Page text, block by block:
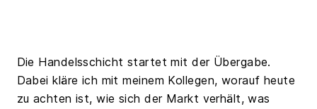
Die Handelsschicht startet mit der Übergabe.
Dabei kläre ich mit meinem Kollegen, worauf heute
zu achten ist, wie sich der Markt verhält, was